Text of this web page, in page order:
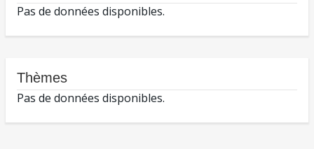
Pas de données disponibles.
Thèmes
Pas de données disponibles.